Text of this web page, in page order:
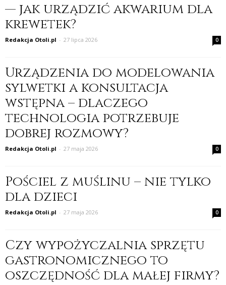
— jak urządzić akwarium dla
krewetek?
Redakcja Otoli.pl - 27 lipca 2026 0
Urządzenia do modelowania
sylwetki a konsultacja
wstępna – dlaczego
technologia potrzebuje
dobrej rozmowy?
Redakcja Otoli.pl - 27 maja 2026 0
Pościel z muślinu – nie tylko
dla dzieci
Redakcja Otoli.pl - 27 maja 2026 0
Czy wypożyczalnia sprzętu
gastronomicznego to
oszczędność dla małej firmy?